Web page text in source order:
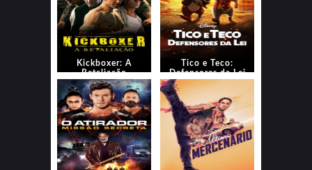
Kickboxer: A
Retaliação
Tico e Teco:
Defensores da Lei